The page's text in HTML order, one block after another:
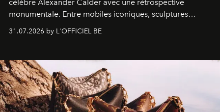
célèbre Alexander Calder avec une rétrospective
monumentale. Entre mobiles iconiques, sculptures
monumentales et poésie du mouvement, l'artiste
américain investit les espaces imaginés par Frank Gehry
sculpture.
31.07.2026 by L'OFFICIEL BE